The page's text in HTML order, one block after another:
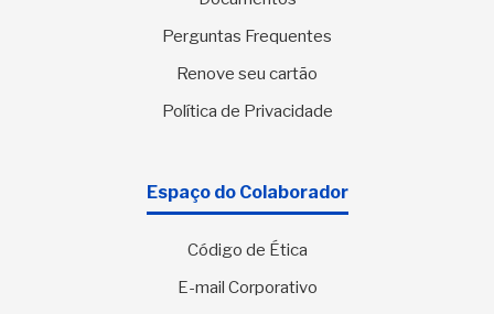
Perguntas Frequentes
Renove seu cartão
Política de Privacidade
Espaço do Colaborador
Código de Ética
E-mail Corporativo